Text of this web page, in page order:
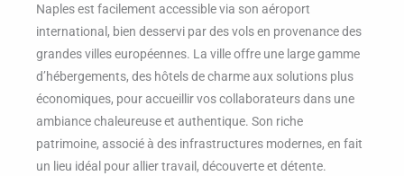
Naples est facilement accessible via son aéroport
international, bien desservi par des vols en provenance des
grandes villes européennes. La ville offre une large gamme
d’hébergements, des hôtels de charme aux solutions plus
économiques, pour accueillir vos collaborateurs dans une
ambiance chaleureuse et authentique. Son riche
patrimoine, associé à des infrastructures modernes, en fait
un lieu idéal pour allier travail, découverte et détente.